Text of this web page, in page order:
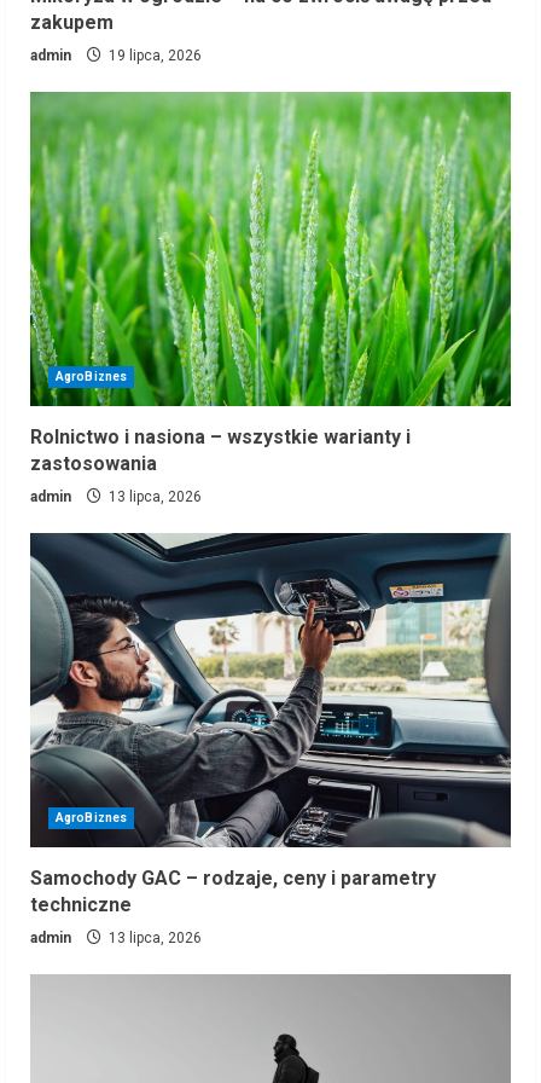
zakupem
admin 19 lipca, 2026
AgroBiznes
Rolnictwo i nasiona – wszystkie warianty i
zastosowania
admin 13 lipca, 2026
AgroBiznes
Samochody GAC – rodzaje, ceny i parametry
techniczne
admin 13 lipca, 2026